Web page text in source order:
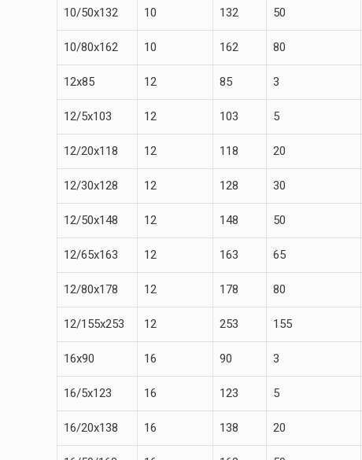
10/50х132 10 132 50
10/80х162 10 162 80
12х85 12 85 3
12/5х103 12 103 5
12/20х118 12 118 20
12/30х128 12 128 30
12/50х148 12 148 50
12/65х163 12 163 65
12/80х178 12 178 80
12/155х253 12 253 155
16х90 16 90 3
16/5х123 16 123 5
16/20х138 16 138 20